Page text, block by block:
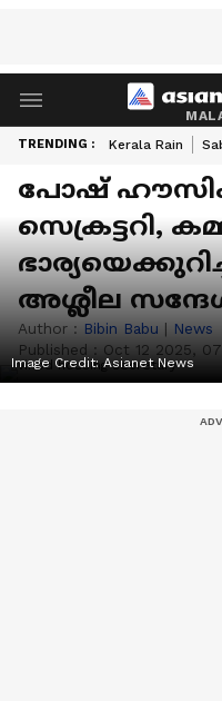
TRENDING : Kerala Rain
പോഷ്
സെക്രട്ടറി,
അശ്ലീല
Author : Bibin Babu | News
Published : Oct 12 2025,
Image Credit:Asianet News